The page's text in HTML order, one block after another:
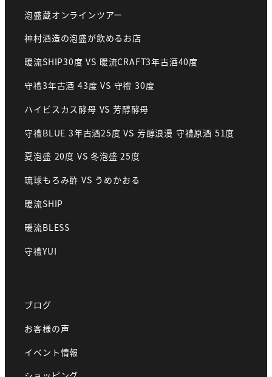
泡盛蔵オンラインツアー
神村酒造の泡盛が飲めるお店
暖流SHIP30度 VS 暖流CRAFT3年古酒40度
守禮3年古酒 43度 VS 守禮 30度
ハイビスカス酵母 VS 芳醇酵母
守禮BLUE 3年古酒25度 VS 芳醇浪漫 守禮原酒 51度
夏泡盛 20度 VS 冬泡盛 25度
琉球もろみ酢 VS うめかおる
暖流SHIP
暖流BLESS
守禮YUI
ブログ
お客様の声
イベント情報